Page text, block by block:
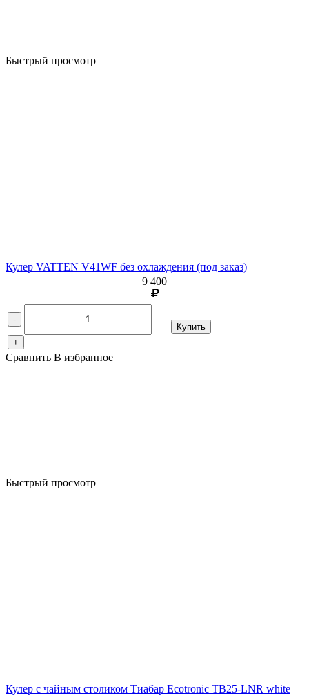
Быстрый просмотр
Кулер VATTEN V41WF без охлаждения (под заказ)
9 400
-
+
Купить
Сравнить В избранное
Быстрый просмотр
Кулер с чайным столиком Тиабар Ecotronic TB25-LNR white